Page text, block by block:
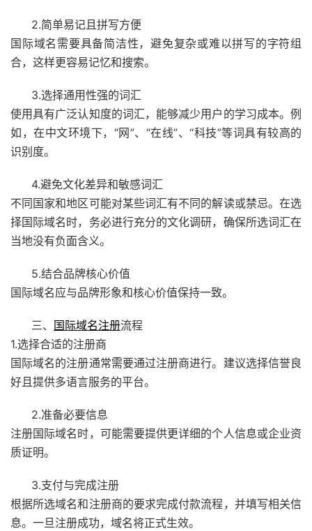
2.简单易记且拼写方便
国际域名需要具备简洁性，避免复杂或难以拼写的字符组
合，这样更容易记忆和搜索。
3.选择通用性强的词汇
使用具有广泛认知度的词汇，能够减少用户的学习成本。例
如，在中文环境下，“网”、“在线”、“科技”等词具有较高的
识别度。
4.避免文化差异和敏感词汇
不同国家和地区可能对某些词汇有不同的解读或禁忌。在选
择国际域名时，务必进行充分的文化调研，确保所选词汇在
当地没有负面含义。
5.结合品牌核心价值
国际域名应与品牌形象和核心价值保持一致。
三、 国际域名注册流程
1.选择合适的注册商
国际域名的注册通常需要通过注册商进行。建议选择信誉良
好且提供多语言服务的平台。
2.准备必要信息
注册国际域名时，可能需要提供更详细的个人信息或企业资
质证明。
3.支付与完成注册
根据所选域名和注册商的要求完成付款流程，并填写相关信
息。一旦注册成功，域名将正式生效。